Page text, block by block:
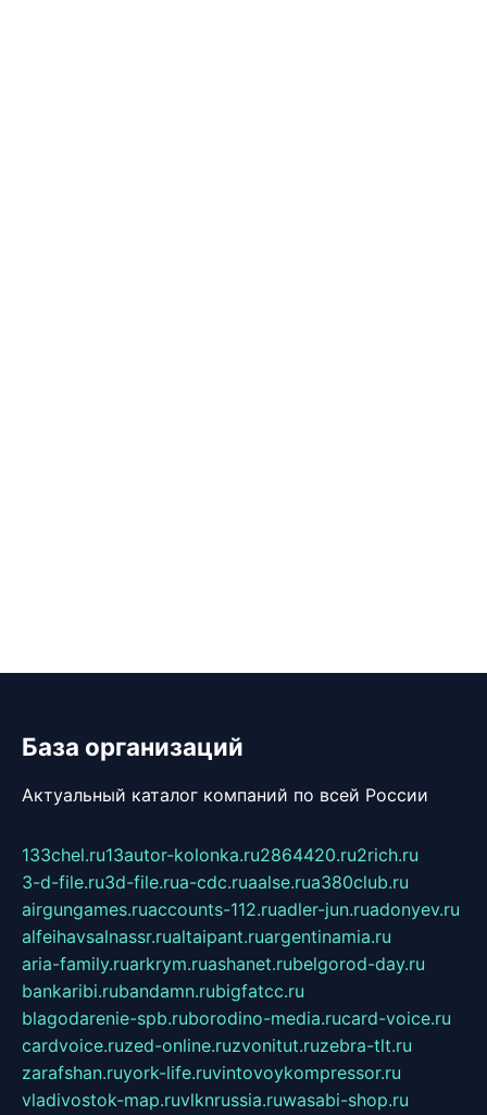
База организаций
Актуальный каталог компаний по всей России
133chel.ru13autor-kolonka.ru2864420.ru2rich.ru
3-d-file.ru3d-file.rua-cdc.ruaalse.rua380club.ru
airgungames.ruaccounts-112.ruadler-jun.ruadonyev.ru
alfeihavsalnassr.rualtaipant.ruargentinamia.ru
aria-family.ruarkrym.ruashanet.rubelgorod-day.ru
bankaribi.rubandamn.rubigfatcc.ru
blagodarenie-spb.ruborodino-media.rucard-voice.ru
cardvoice.ruzed-online.ruzvonitut.ruzebra-tlt.ru
zarafshan.ruyork-life.ruvintovoykompressor.ru
vladivostok-map.ruvlknrussia.ruwasabi-shop.ru